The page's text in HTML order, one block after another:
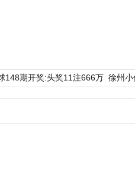
148期开奖:头奖11注666万 徐州